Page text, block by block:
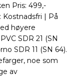
Pris: 499,-
| På
høyere
SDR 21 (SN
SDR 11 (SN 64).
noe som
av